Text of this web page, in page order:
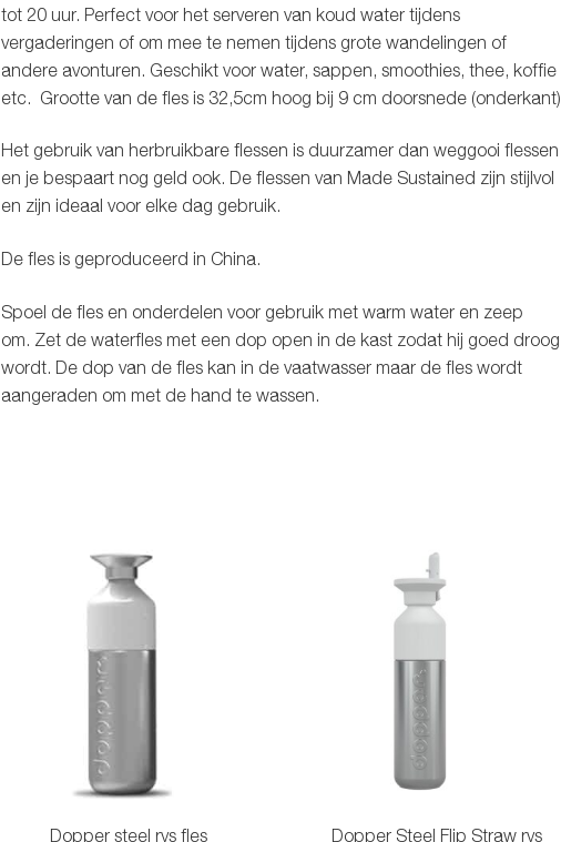
tot 20 uur. Perfect voor het serveren van koud water tijdens
vergaderingen of om mee te nemen tijdens grote wandelingen of
andere avonturen. Geschikt voor water, sappen, smoothies, thee, koffie
etc. Grootte van de fles is 32,5cm hoog bij 9 cm doorsnede (onderkant)
Het gebruik van herbruikbare flessen is duurzamer dan weggooi flessen
en je bespaart nog geld ook. De flessen van Made Sustained zijn stijlvol
en zijn ideaal voor elke dag gebruik.
De fles is geproduceerd in China.
Spoel de fles en onderdelen voor gebruik met warm water en zeep
om. Zet de waterfles met een dop open in de kast zodat hij goed droog
wordt. De dop van de fles kan in de vaatwasser maar de fles wordt
aangeraden om met de hand te wassen.
Dopper steel rvs fles
Dopper Steel Flip Straw rvs